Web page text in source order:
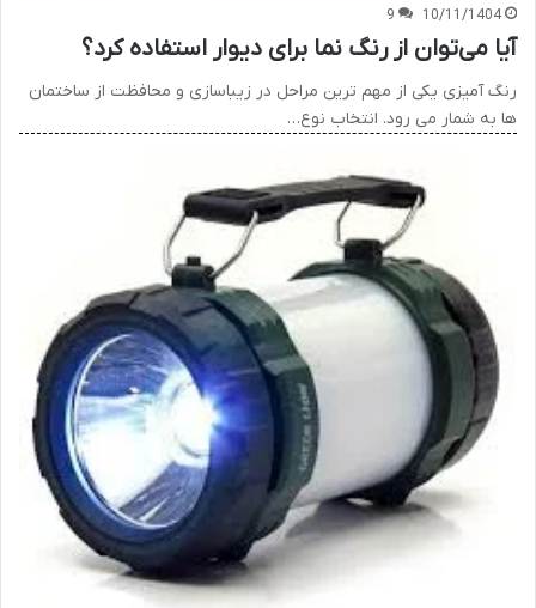
10/11/1404
9
آیا می‌توان از رنگ نما برای دیوار استفاده کرد؟
رنگ آمیزی یکی از مهم ترین مراحل در زیباسازی و محافظت از ساختمان
ها به شمار می رود. انتخاب نوع…